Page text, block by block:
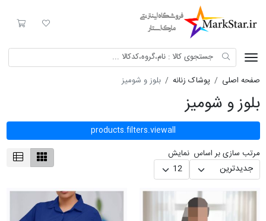
لیست مورد
سبد
صفحه اصلی پوشاک زنانه بلوز و شومیز
بلوز و شومیز
products.filters.viewall
مرتب سازی بر اساس نمایش